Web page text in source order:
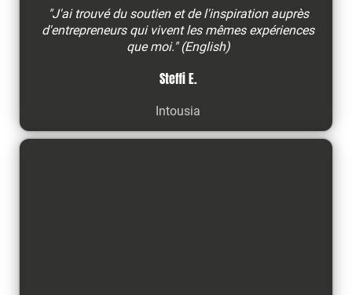
"J'ai trouvé du soutien et de l'inspiration auprès
d'entrepreneurs qui vivent les mêmes expériences
que moi." (English)
Steffi E.
Intousia